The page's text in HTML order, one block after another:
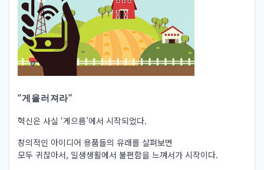
“게을러져라”
혁신은 사실 ‘게으름’에서 시작되었다.
창의적인 아이디어 용품들의 유래를 살펴보면
모두 귀찮아서, 일생생활에서 불편함을 느껴서가 시작이다.